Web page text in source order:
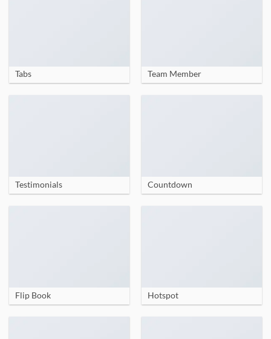
Tabs Team Member
Testimonials Countdown
Flip Book Hotspot